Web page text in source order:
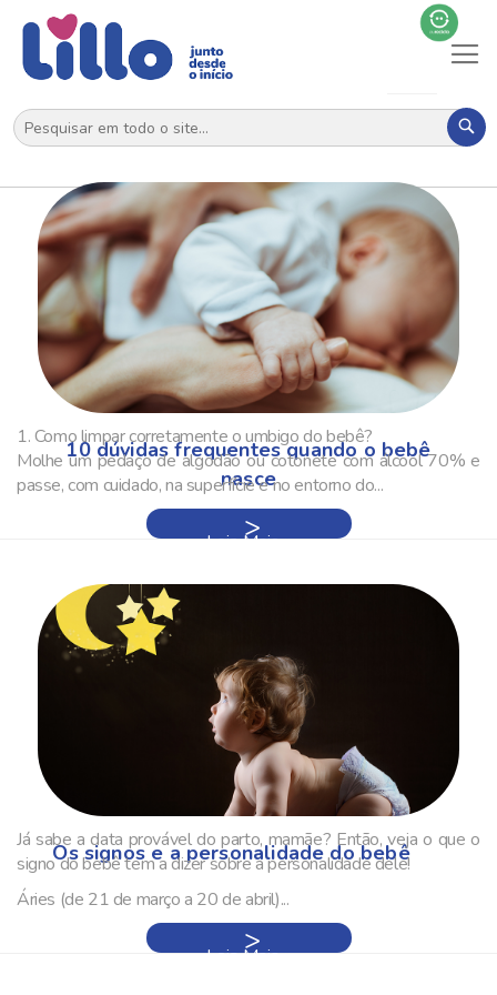
10 dúvidas frequentes quando o bebê
nasce
1. Como limpar corretamente o umbigo do bebê?
Molhe um pedaço de algodão ou cotonete com álcool 70% e
passe, com cuidado, na superfície e no entorno do...
Leia Mais »
Os signos e a personalidade do bebê
Já sabe a data provável do parto, mamãe? Então, veja o que o
signo do bebê tem a dizer sobre a personalidade dele!
Áries (de 21 de março a 20 de abril)...
Leia Mais »
Página
Anterior